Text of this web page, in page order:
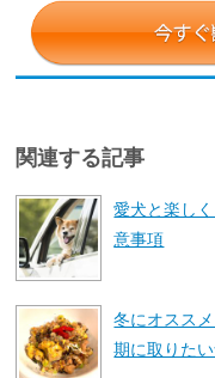
関連する記事
愛犬と楽し
意事項
冬にオスス
期に取りた